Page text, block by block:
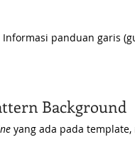
Informasi panduan garis
Background
yang ada pada